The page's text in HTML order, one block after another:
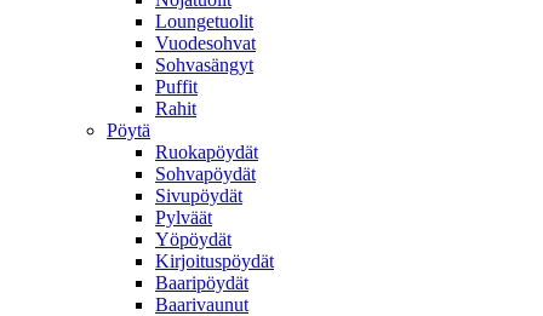
Loungetuolit
Vuodesohvat
Sohvasängyt
Puffit
Rahit
Pöytä
Ruokapöydät
Sohvapöydät
Sivupöydät
Pylväät
Yöpöydät
Kirjoituspöydät
Baaripöydät
Baarivaunut